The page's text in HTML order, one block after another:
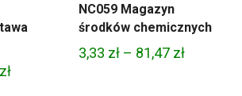
złZakres
NC059 Magazyn
środków chemicznych
3,33 zł – 81,47 złZakres